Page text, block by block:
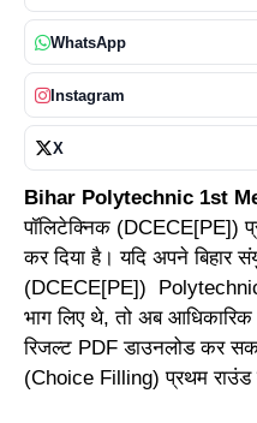
WhatsApp
Instagram
X
Bihar Polytechnic 1st
पॉलिटेक्निक (DCECE[PE])
कर दिया है। यदि अपने बिहार
(DCECE[PE])
भाग लिए थे, तो अब
रिजल्ट PDF डाउनलोड कर
(Choice Filling) प्रथम राउंड